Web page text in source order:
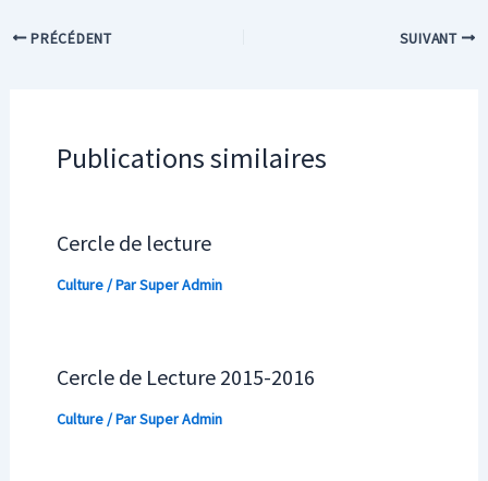
PRÉCÉDENT SUIVANT
Publications similaires
Cercle de lecture
Culture/ ParSuper Admin
Cercle de Lecture 2015-2016
Culture/ ParSuper Admin